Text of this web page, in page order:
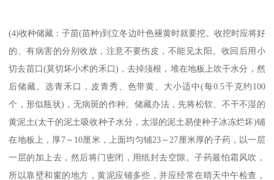
(4)收种储藏：子苗(苗种)到立冬边叶色褪黄时就要挖。收挖时应将好
的、有病害的分别收放，注意不要伤皮，不能见太阳。收回后用小
切去苗口(莫切坏小术的禾口)，去掉须根，堆在地板上吹干水分，然
后储藏。选青禾口，皮青秀、色带黄、大小适中(每0.5千克约100
个，形似瓶状)，无病斑的作种。储藏办法，先将松软、不干不湿的
黄泥土(太干的泥土吸收种子水分，太湿的泥土易使种子冰冻烂坏)铺
在地板上，厚7～10厘米，上面均匀铺23～27厘米厚的子药，以一层
一层的加上去，然后将门密闭，用纸封去空隙。子药最怕霜风吹，
所以靠壁和窗的地方，黄泥应铺多些，并应经常在晴天中午检查，